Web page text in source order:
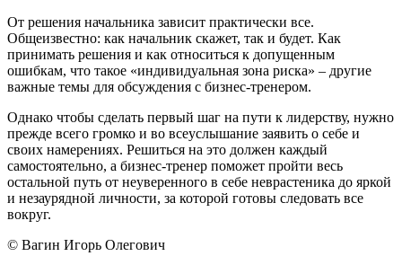
От решения начальника зависит практически все.
Общеизвестно: как начальник скажет, так и будет. Как
принимать решения и как относиться к допущенным
ошибкам, что такое «индивидуальная зона риска» – другие
важные темы для обсуждения с бизнес-тренером.
Однако чтобы сделать первый шаг на пути к лидерству, нужно
прежде всего громко и во всеуслышание заявить о себе и
своих намерениях. Решиться на это должен каждый
самостоятельно, а бизнес-тренер поможет пройти весь
остальной путь от неуверенного в себе неврастеника до яркой
и незаурядной личности, за которой готовы следовать все
вокруг.
© Вагин Игорь Олегович